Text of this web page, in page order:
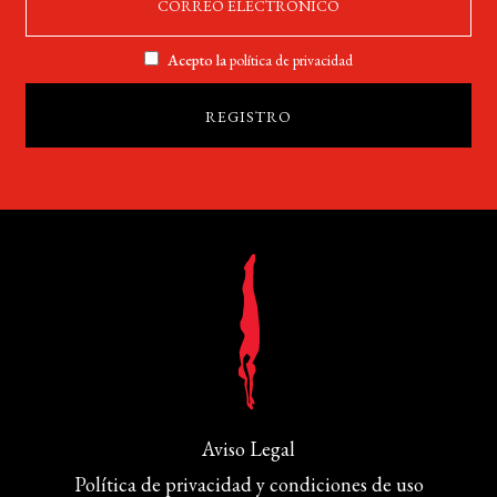
Acepto lapolítica de privacidad
Aviso Legal
Política de privacidad y condiciones de uso